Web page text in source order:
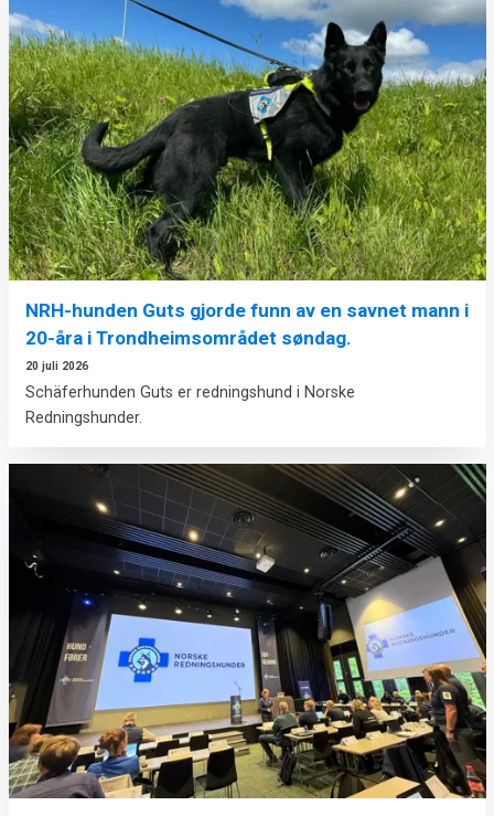
NRH-hunden Guts gjorde funn av en savnet mann i
20-åra i Trondheimsområdet søndag.
20 juli 2026
Schäferhunden Guts er redningshund i Norske
Redningshunder.